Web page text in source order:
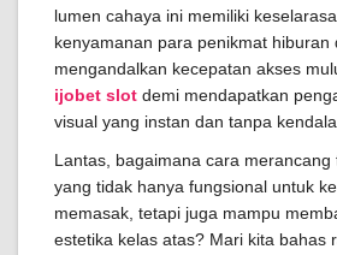
lumen cahaya ini memiliki
kenyamanan para penikmat hiburan
mengandalkan kecepatan akses
ijobet slot demi mendapatkan
visual yang instan dan tanpa kendala.
Lantas, bagaimana cara
yang tidak hanya fungsional untuk
memasak, tetapi juga mampu
estetika kelas atas? Mari kita bahas